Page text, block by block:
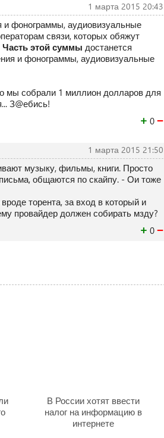
1 марта 2015 20:43
и фонограммы, аудиовизуальные
связи, которых обяжут
Часть этой суммы достанется
и фонограммы, аудиовизуальные
мы собрали 1 миллион долларов для
З@ебись!
+ 0 −
1 марта 2015 21:50
музыку, фильмы, книги. Просто
общаются по скайпу. - Ои тоже
торента, за вход в который и
провайдер должен собирать мзду?
+ 0 −
В России хотят ввести
налог на информацию в
интернете